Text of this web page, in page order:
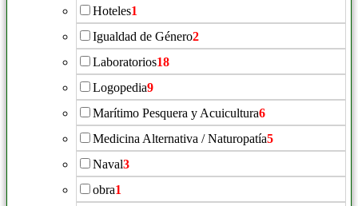
Hoteles1
Igualdad de Género2
Laboratorios18
Logopedia9
Marítimo Pesquera y Acuicultura6
Medicina Alternativa / Naturopatía5
Naval3
obra1